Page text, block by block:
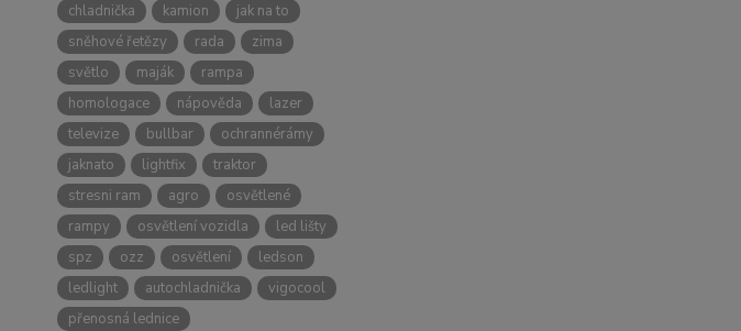
chladnička
kamion
jak na to
sněhové řetězy
rada
zima
světlo
maják
rampa
homologace
nápověda
lazer
televize
bullbar
ochrannérámy
jaknato
lightfix
traktor
stresni ram
agro
osvětlené
rampy
osvětlení vozidla
led lišty
spz
ozz osvětlení
ledson
ledlight
autochladnička
vigocool
přenosná lednice